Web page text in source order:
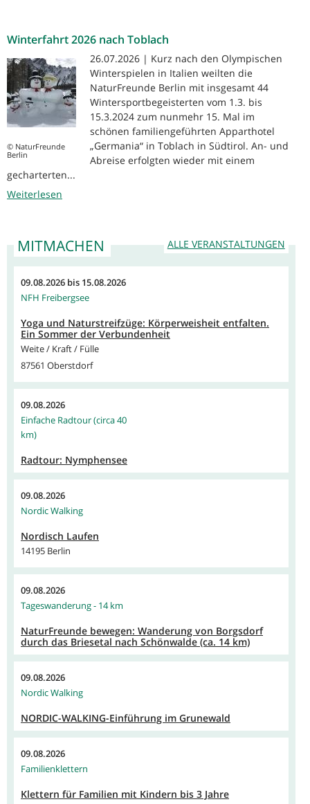
Winterfahrt 2026 nach Toblach
© NaturFreunde
Berlin
26.07.2026 | Kurz nach den Olympischen
Winterspielen in Italien weilten die
NaturFreunde Berlin mit insgesamt 44
Wintersportbegeisterten vom 1.3. bis
15.3.2024 zum nunmehr 15. Mal im
schönen familiengeführten Apparthotel
„Germania“ in Toblach in Südtirol. An- und
Abreise erfolgten wieder mit einem
gecharterten...
Weiterlesen
ALLE VERANSTALTUNGEN
MITMACHEN
09.08.2026 bis 15.08.2026
NFH Freibergsee
Yoga und Naturstreifzüge: Körperweisheit entfalten.
Ein Sommer der Verbundenheit
Weite / Kraft / Fülle
87561 Oberstdorf
09.08.2026
Einfache Radtour (circa 40
km)
Radtour: Nymphensee
09.08.2026
Nordic Walking
Nordisch Laufen
14195 Berlin
09.08.2026
Tageswanderung - 14 km
NaturFreunde bewegen: Wanderung von Borgsdorf
durch das Briesetal nach Schönwalde (ca. 14 km)
09.08.2026
Nordic Walking
NORDIC-WALKING-Einführung im Grunewald
09.08.2026
Familienklettern
Klettern für Familien mit Kindern bis 3 Jahre